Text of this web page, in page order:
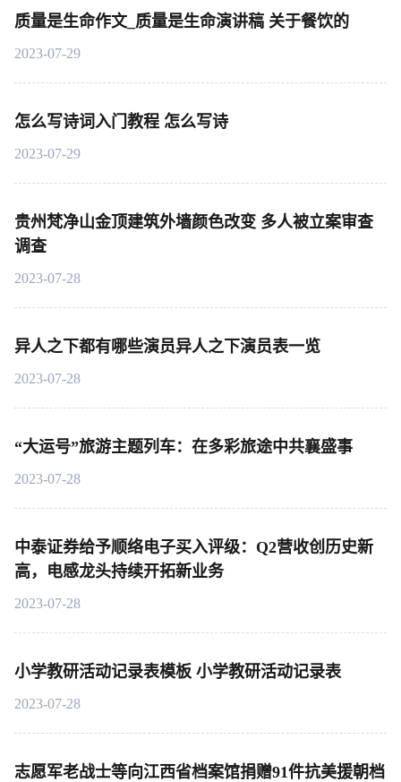
质量是生命作文_质量是生命演讲稿 关于餐饮的
2023-07-29
怎么写诗词入门教程 怎么写诗
2023-07-29
贵州梵净山金顶建筑外墙颜色改变 多人被立案审查
调查
2023-07-28
异人之下都有哪些演员异人之下演员表一览
2023-07-28
“大运号”旅游主题列车：在多彩旅途中共襄盛事
2023-07-28
中泰证券给予顺络电子买入评级：Q2营收创历史新
高，电感龙头持续开拓新业务
2023-07-28
小学教研活动记录表模板 小学教研活动记录表
2023-07-28
志愿军老战士等向江西省档案馆捐赠91件抗美援朝档